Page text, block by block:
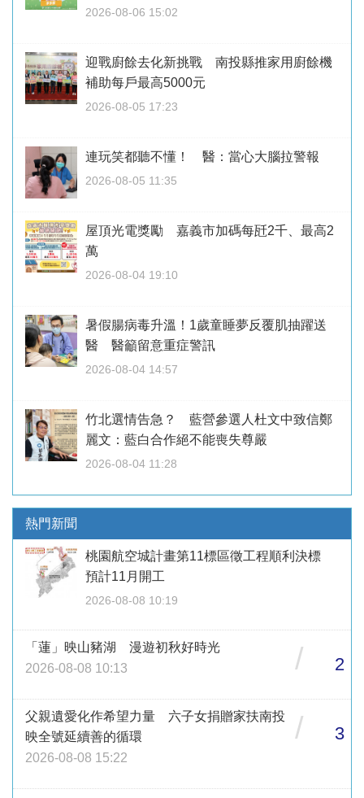
2026-08-06 15:02
迎戰廚餘去化新挑戰 南投縣推家用廚餘機
補助每戶最高5000元
2026-08-05 17:23
連玩笑都聽不懂！ 醫：當心大腦拉警報
2026-08-05 11:35
屋頂光電獎勵 嘉義市加碼每瓩2千、最高2
萬
2026-08-04 19:10
暑假腸病毒升溫！1歲童睡夢反覆肌抽躍送
醫 醫籲留意重症警訊
2026-08-04 14:57
竹北選情告急？ 藍營參選人杜文中致信鄭
麗文：藍白合作絕不能喪失尊嚴
2026-08-04 11:28
熱門新聞
桃園航空城計畫第11標區徵工程順利決標
預計11月開工
2026-08-08 10:19
「蓮」映山豬湖 漫遊初秋好時光
2026-08-08 10:13
/ 2
父親遺愛化作希望力量 六子女捐贈家扶南投
映全號延續善的循環
2026-08-08 15:22
/ 3